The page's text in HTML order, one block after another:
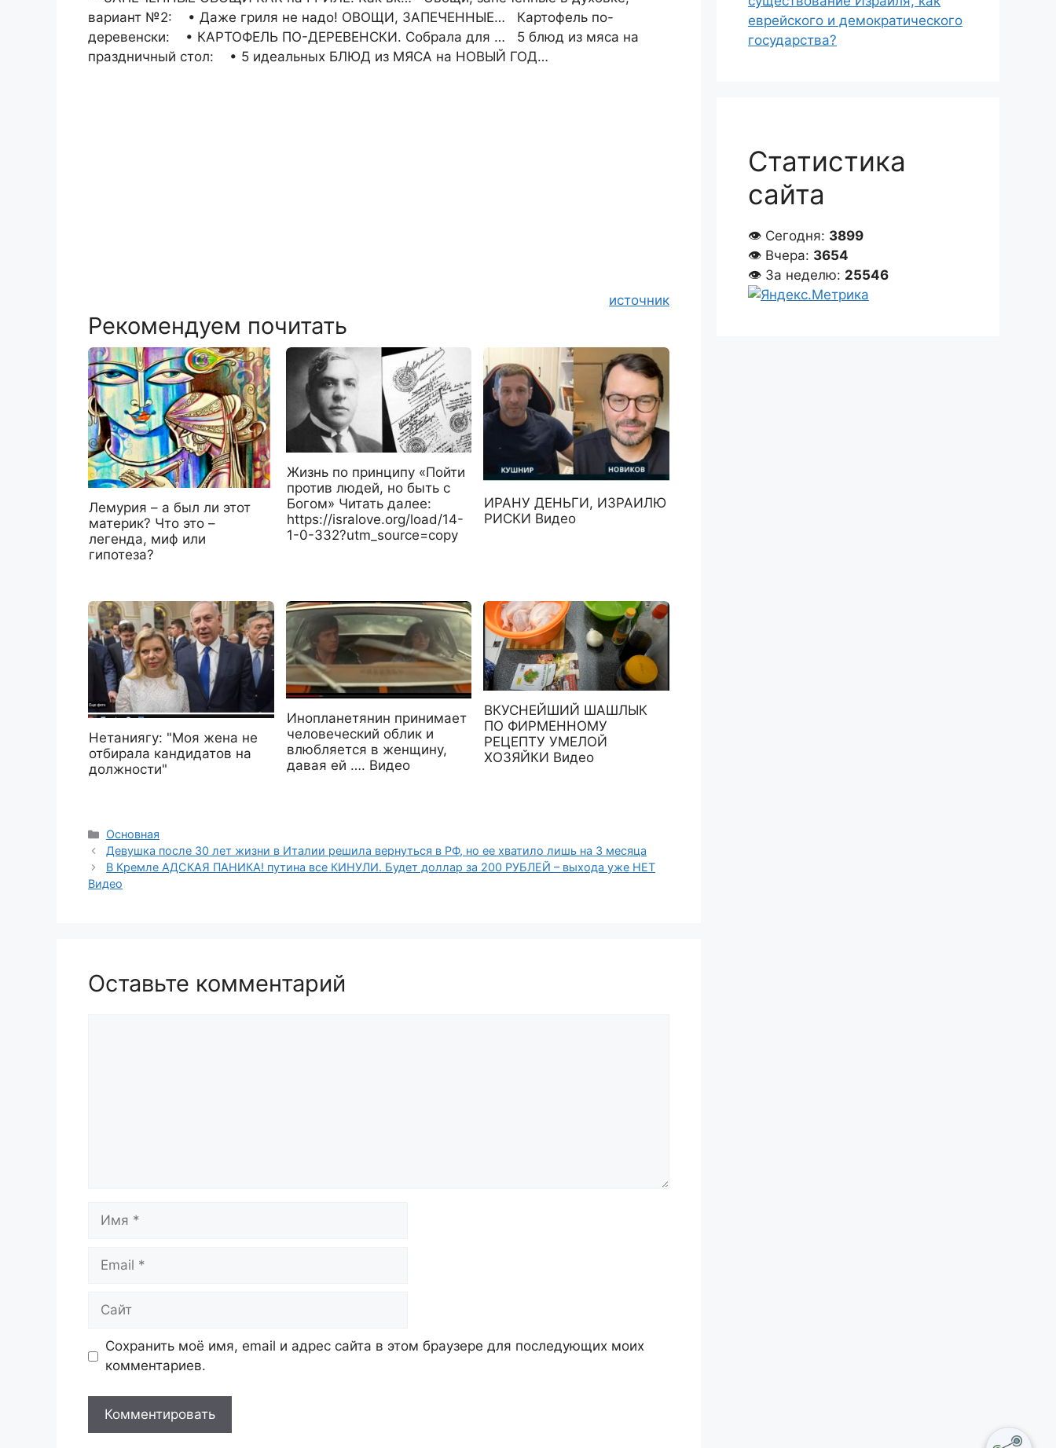
вариант №2:
• Даже гриля не надо! ОВОЩИ, ЗАПЕЧЕННЫЕ… Картофель по-
деревенски:
• КАРТОФЕЛЬ ПО-ДЕРЕВЕНСКИ. Собрала для … 5 блюд из мяса на
праздничный стол:
• 5 идеальных БЛЮД из МЯСА на НОВЫЙ ГОД…
источник
Рекомендуем почитать
Лемурия – а был ли этот
материк? Что это –
легенда, миф или
гипотеза?
Жизнь по принципу «Пойти
против людей, но быть с
Богом» Читать далее:
https://isralove.org/load/14-
1-0-332?utm_source=copy
ИРАНУ ДЕНЬГИ, ИЗРАИЛЮ
РИСКИ Видео
Нетаниягу: "Моя жена не
отбирала кандидатов на
должности"
Инопланетянин принимает
человеческий облик и
влюбляется в женщину,
давая ей …. Видео
ВКУСНЕЙШИЙ ШАШЛЫК
ПО ФИРМЕННОМУ
РЕЦЕПТУ УМЕЛОЙ
ХОЗЯЙКИ Видео
Рубрики
Основная
Девушка после 30 лет жизни в Италии решила вернуться в РФ, но ее хватило лишь на 3 месяца
В Кремле АДСКАЯ ПАНИКА! путина все КИНУЛИ. Будет доллар за 200 РУБЛЕЙ – выхода уже НЕТ
Видео
Оставьте комментарий
Имя
Email
Сайт
Сохранить моё имя, email и адрес сайта в этом браузере для последующих моих
комментариев.
еврейского и демократического
государства?
Статистика
сайта
👁 Сегодня: 3899
👁 Вчера: 3654
👁 За неделю: 25546